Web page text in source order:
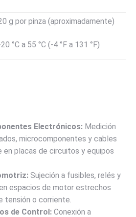
g por pinza (aproximadamente)
°C a 55 °C (-4 °F a 131 °F)
Electrónicos: Medición
microcomponentes y cables
en placas de circuitos y equipos
Sujeción a fusibles, relés y
espacios de motor estrechos
tensión o corriente.
de Control: Conexión a